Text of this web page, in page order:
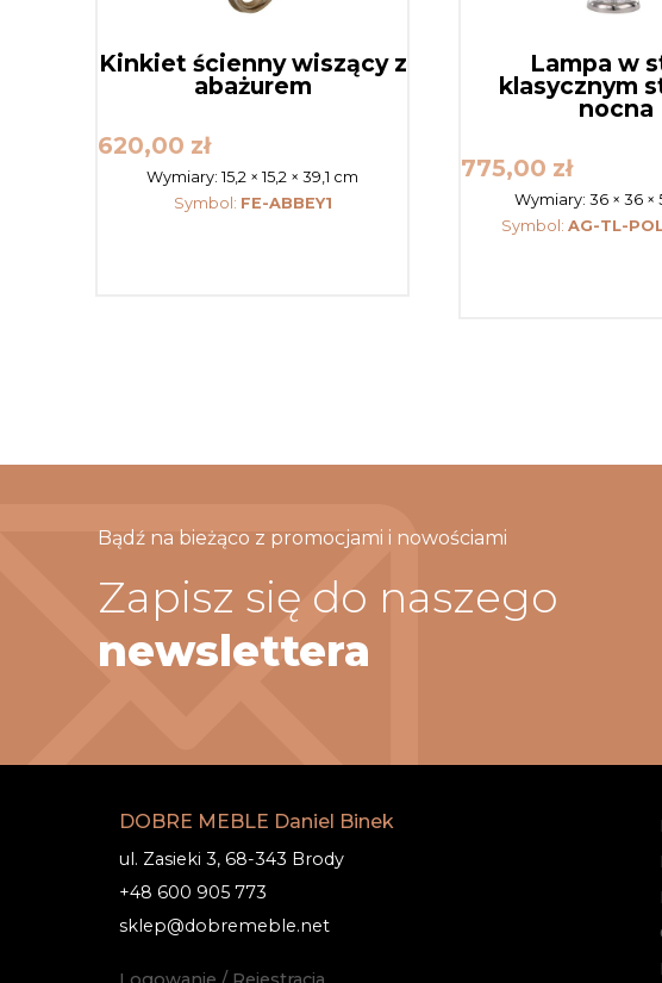
Kinkiet ścienny wiszący z
abażurem
620,00 zł
Wymiary:15,2 × 15,2 × 39,1 cm
Symbol: FE-ABBEY1
Lampa w
klasycznym
nocna
775,00 zł
Wymiary:36 × 36 ×
Symbol: AG-TL-
Bądź na bieżąco z promocjami i nowościami
Zapisz się do naszego
newslettera
DOBRE MEBLE Daniel Binek
ul. Zasieki 3, 68-343 Brody
+48 600 905 773
sklep@dobremeble.net